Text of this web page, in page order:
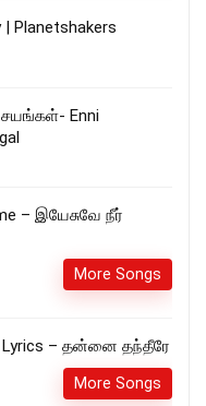
| Planetshakers
Enni
– இயேசுவே நீர்
More Songs
Lyrics – தன்னை தந்தீரே
More Songs